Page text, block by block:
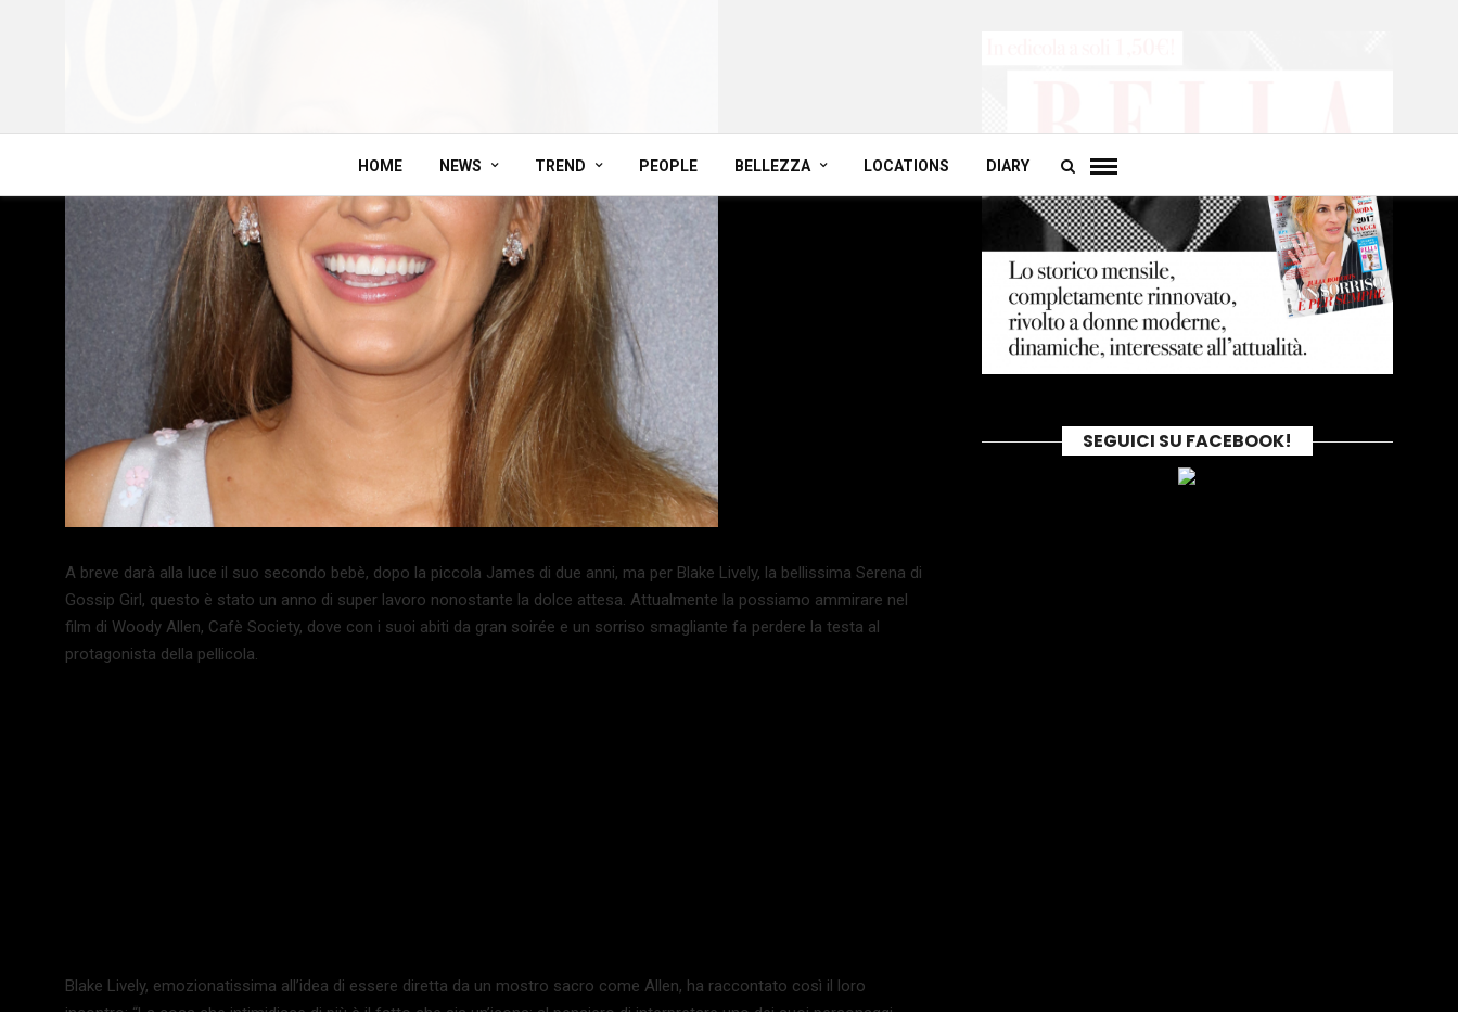
HOME NEWS TREND PEOPLE BELLEZZA LOCATIONS DIARY
A breve darà alla luce il suo secondo bebè, dopo la piccola James di due anni, ma per Blake Lively, la bellissima Serena di
Gossip Girl, questo è stato un anno di super lavoro nonostante la dolce attesa. Attualmente la possiamo ammirare nel
film di Woody Allen, Cafè Society, dove con i suoi abiti da gran soirée e un sorriso smagliante fa perdere la testa al
protagonista della pellicola.
Blake Lively, emozionatissima all’idea di essere diretta da un mostro sacro come Allen, ha raccontato così il loro
SEGUICI SU FACEBOOK!